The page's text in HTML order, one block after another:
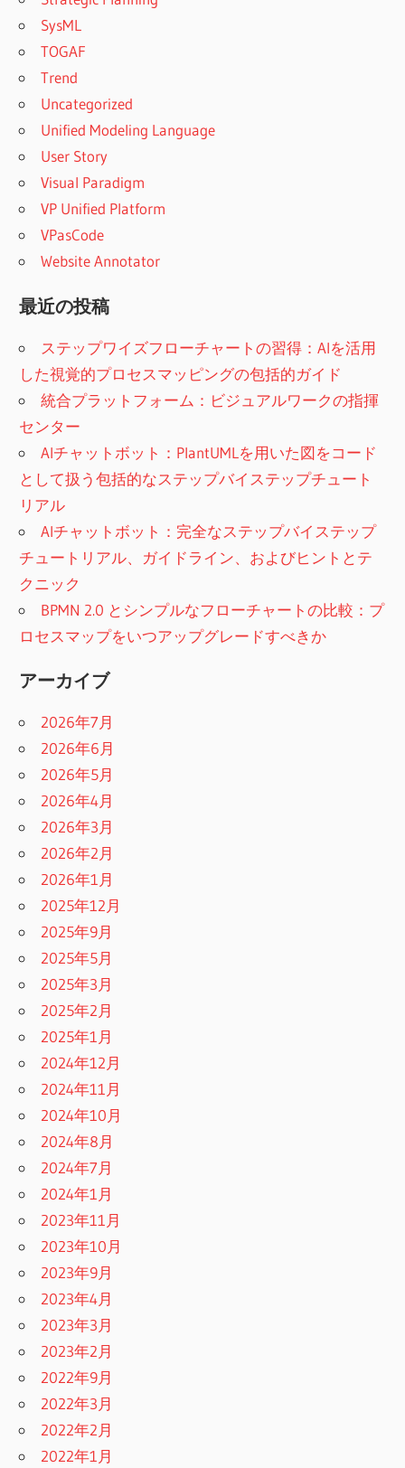
SysML
TOGAF
Trend
Uncategorized
Unified Modeling Language
User Story
Visual Paradigm
VP Unified Platform
VPasCode
Website Annotator
最近の投稿
ステップワイズフローチャートの習得：AIを活用
した視覚的プロセスマッピングの包括的ガイド
統合プラットフォーム：ビジュアルワークの指揮
センター
AIチャットボット：PlantUMLを用いた図をコード
として扱う包括的なステップバイステップチュート
リアル
AIチャットボット：完全なステップバイステップ
チュートリアル、ガイドライン、およびヒントとテ
クニック
BPMN 2.0 とシンプルなフローチャートの比較：プ
ロセスマップをいつアップグレードすべきか
アーカイブ
2026年7月
2026年6月
2026年5月
2026年4月
2026年3月
2026年2月
2026年1月
2025年12月
2025年9月
2025年5月
2025年3月
2025年2月
2025年1月
2024年12月
2024年11月
2024年10月
2024年8月
2024年7月
2024年1月
2023年11月
2023年10月
2023年9月
2023年4月
2023年3月
2023年2月
2022年9月
2022年3月
2022年2月
2022年1月